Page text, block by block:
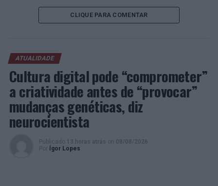
10º aniversário da Lei de Bases da Economia Social
CLIQUE PARA COMENTAR
ATUALIDADE
Cultura digital pode “comprometer”
a criatividade antes de “provocar”
mudanças genéticas, diz
neurocientista
Publicado 13 horas atrás on 08/08/2026
Por
Ígor Lopes